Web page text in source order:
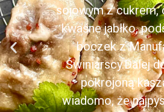
sojowym z cukrem,
kwaśne jabłko,
boczek z
Świniarscy.Dalej
pokrojoną
wiadomo, że